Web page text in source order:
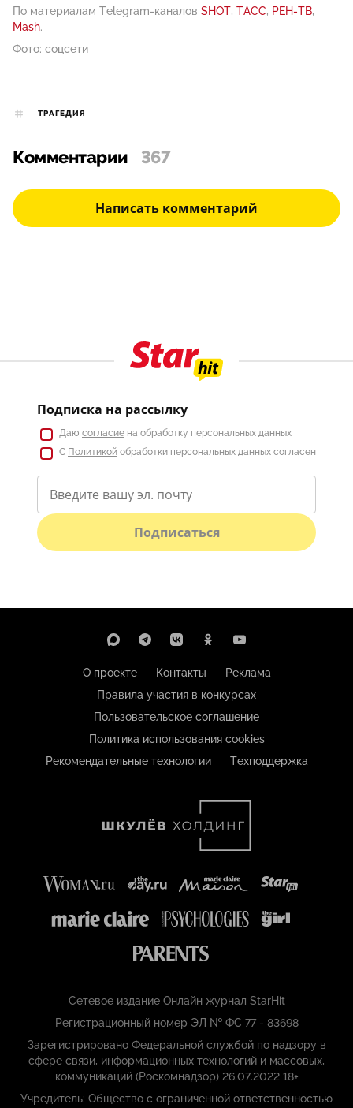
По материалам Telegram-каналов SHOT, ТАСС, РЕН-ТВ,
Mash.
Фото: соцсети
ТРАГЕДИЯ
Комментарии 367
Написать комментарий
Подписка на рассылку
Даю согласие на обработку персональных данных
С Политикой обработки персональных данных согласен
Подписаться
О проекте Контакты
Реклама
Правила участия в конкурсах
Пользовательское соглашение
Политика использования cookies
Рекомендательные технологии
Техподдержка
Сетевое издание Онлайн журнал StarHit
Регистрационный номер ЭЛ № ФС 77 - 83698
Зарегистрировано Федеральной службой по надзору в
сфере связи, информационных технологий и массовых,
коммуникаций (Роскомнадзор) 26.07.2022 18+
Учредитель: Общество с ограниченной ответственностью